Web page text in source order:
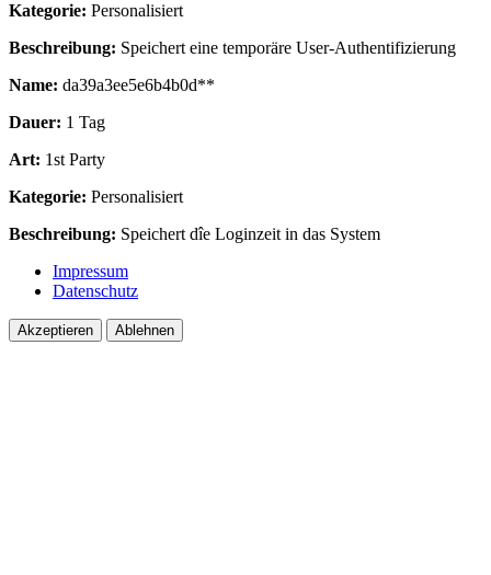
Kategorie: Personalisiert
Beschreibung: Speichert eine temporäre User-Authentifizierung
Name: da39a3ee5e6b4b0d**
Dauer: 1 Tag
Art: 1st Party
Kategorie: Personalisiert
Beschreibung: Speichert dîe Loginzeit in das System
Impressum
Datenschutz
Akzeptieren Ablehnen